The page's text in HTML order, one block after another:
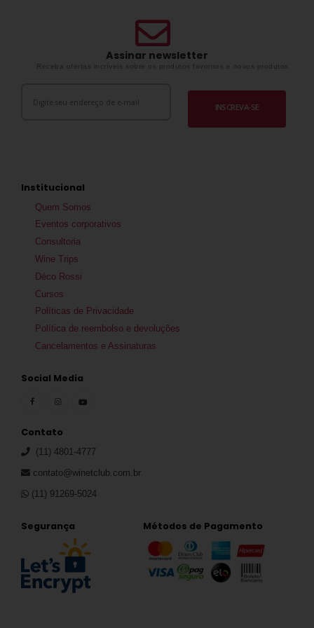
Assinar newsletter
Receba ofertas incríveis sobre os produtos favoritos e novos produtos
INSCREVA-SE
Institucional
Quem Somos
Eventos corporativos
Consultoria
Wine Trips
Déco Rossi
Cursos
Políticas de Privacidade
Política de reembolso e devoluções
Cancelamentos e Assinaturas
Social Media
Contato
(11) 4801-4777
contato@winetclub.com.br
(11) 91269-5024
Segurança Métodos de Pagamento